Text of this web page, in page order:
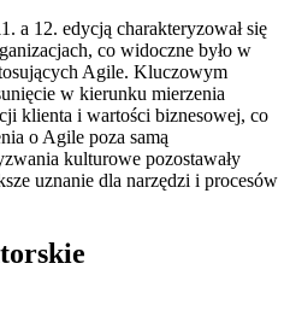
a 12. edycją charakteryzował się
co widoczne było w
Agile. Kluczowym
w kierunku mierzenia
klienta i wartości biznesowej, co
o Agile poza samą
kulturowe pozostawały
uznanie dla narzędzi i procesów